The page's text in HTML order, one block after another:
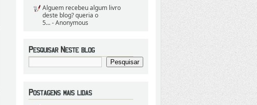
Alguem recebeu algum livro
deste blog? queria o
5...- Anonymous